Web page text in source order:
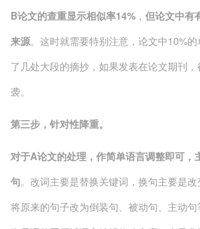
B论文的查重显示相似率14% ， 但论文中有
来源。这时就需要特别注意，论文中10%
了几处大段的摘抄，如果发表在论文期刊
袭。
第三步，针对性降重。
对于A论文的处理，作简单语言调整即可，
句。改词主要是替换关键词，换句主要是
将原来的句子改为倒装句、被动句、主动